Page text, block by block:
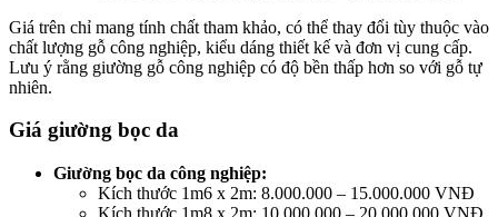
Giá trên chỉ mang tính chất tham khảo, có thể thay đổi tùy thuộc vào
chất lượng gỗ công nghiệp, kiểu dáng thiết kế và đơn vị cung cấp.
Lưu ý rằng giường gỗ công nghiệp có độ bền thấp hơn so với gỗ tự
nhiên.
Giá giường bọc da
Giường bọc da công nghiệp:
Kích thước 1m6 x 2m: 8.000.000 – 15.000.000 VNĐ